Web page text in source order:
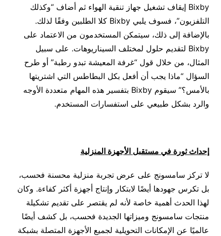
Bixby إيقاف تشغيل جهاز تنقية الهواء ثم أضاف “وكذلك
التلفزيون”، فسوف يلبي Bixby كلا الطلبين وفقًا لذلك.
بالإضافة إلى ذلك، سيتمكن المستخدمون من الاعتماد على
Bixby لتقديم حلول لمختلف السيناريوهات. على سبيل
المثال، من خلال قول “غرفة المعيشة تبدو رطبة” أو طرح
السؤال “ماذا يجب أن أفعل بكل البطاطس التي اشتريتها
بالأمس؟” سيقوم Bixby بتفسير هذه المهام متعددة الأوجه
والرد بشكل طبيعي على استفسارات المستخدم.
إحداث ثورة في مستقبل الأجهزة المنزلية
لا تركز سامسونج على عرض تجربة منزلية محسنة فحسب،
بل تكرس جهودها أيضًا لابتكار وإنتاج أجهزة أكثر كفاءة. وكان
لهذا الحدث أهمية خاصة لأنه لم يقتصر على تقديم تشكيلة
منتجات سامسونج وميزاتها الجديدة فحسب، بل كشف أيضًا
عالميًا عن الإمكانات التحويلية لجميع الأجهزة المتصلة بشبكة